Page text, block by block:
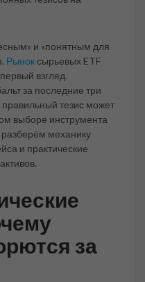
и «понятным для
Рыноксырьевых ETF
взгляд.
за последние три
правильный тезис может
выборе инструмента
разберём механику
и практические
за